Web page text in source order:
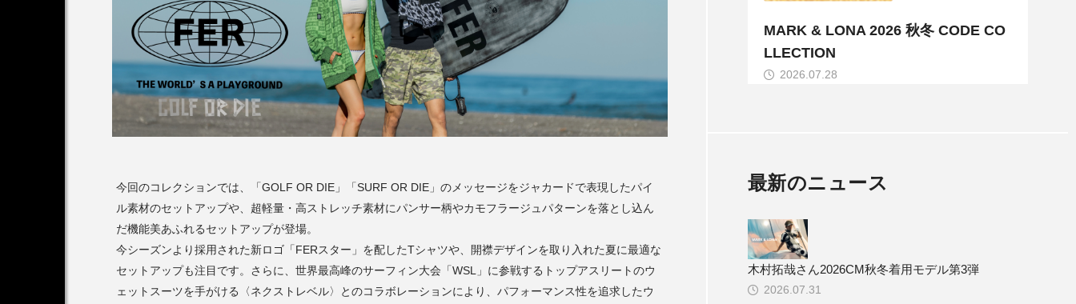
木村拓哉さん2026CM秋冬着用モデル
第1弾
2026.07.31
木村拓哉さん2026CM秋冬着用モデル
第3弾
2026.07.28
MARK & LONA 2026 秋冬 CODE CO
LLECTION
最新のニュース
2026.07.31
木村拓哉さん2026CM秋冬着用モデル第3弾
今回のコレクションでは、「GOLF OR DIE」「SURF OR DIE」のメッセージをジャカードで表現したパイ
ル素材のセットアップや、超軽量・高ストレッチ素材にパンサー柄やカモフラージュパターンを落とし込ん
だ機能美あふれるセットアップが登場。
今シーズンより採用された新ロゴ「FERスター」を配したTシャツや、開襟デザインを取り入れた夏に最適な
セットアップも注目です。さらに、世界最高峰のサーフィン大会「WSL」に参戦するトップアスリートのウ
ェットスーツを手がける〈ネクストレベル〉とのコラボレーションにより、パフォーマンス性を追求したウ